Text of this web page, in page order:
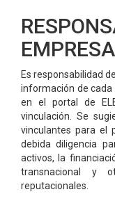
EMPRESA
Es responsabilidad
información de
en el portal de
vinculación. Se
vinculantes para el
debida diligencia
activos, la
transnacional y
reputacionales.